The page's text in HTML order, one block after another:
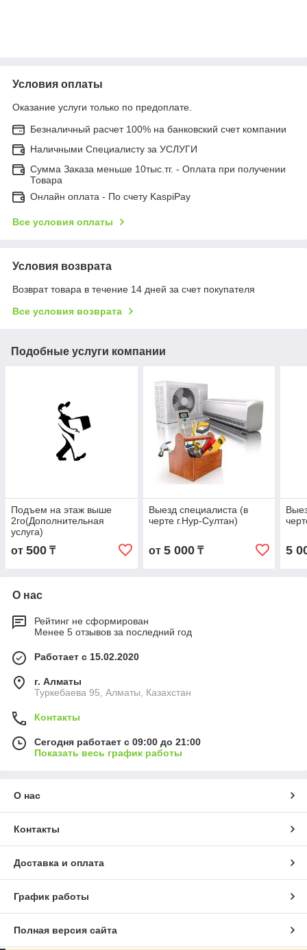
Условия оплаты
Оказание услуги только по предоплате.
Безналичный расчет 100% на банковский счет компании
Наличными Специалисту за УСЛУГИ
Сумма Заказа меньше 10тыс.тг. - Оплата при получении
Товара
Онлайн оплата - По счету KaspiPay
Все условия оплаты
Условия возврата
Возврат товара в течение 14 дней за счет покупателя
Все условия возврата
Подобные услуги компании
Подъем на этаж выше
2го(Дополнительная
услуга)
от 500 ₸
Выезд специалиста (в
черте г.Нур-Султан)
от 5 000₸ 5
О нас
Рейтинг не сформирован
Менее 5 отзывов за последний год
Работает с 15.02.2020
г. Алматы
Туркебаева 95, Алматы, Казахстан
Контакты
Сегодня работает с 09:00 до 21:00
Показать весь график работы
О нас
Контакты
Доставка и оплата
График работы
Полная версия сайта